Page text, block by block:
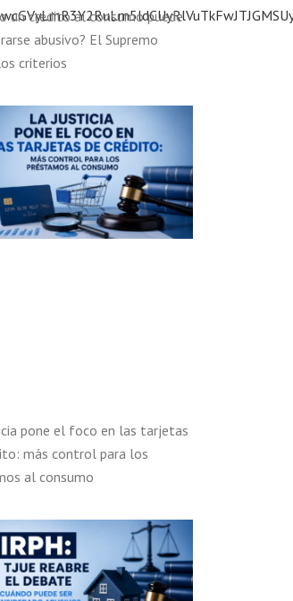
un crédito al consumo puede
abusivo? El Supremo
criterios
pone el foco en las tarjetas
más control para los
al consumo